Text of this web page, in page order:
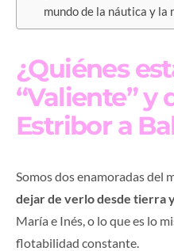
mundo de la náutica y la
¿Quiénes
“Valiente” y
Estribor a
Somos dos enamoradas del
dejar de verlo desde tierra
María e Inés, o lo que es lo
flotabilidad constante.